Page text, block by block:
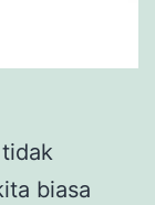
biasa